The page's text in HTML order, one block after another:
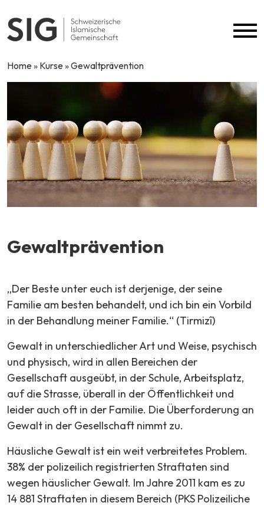
Home» Kurse»Gewaltprävention
Gewaltprävention
„Der Beste unter euch ist derjenige, der seine
Familie am besten behandelt, und ich bin ein Vorbild
in der Behandlung meiner Familie.“ (Tirmizî)
Gewalt in unterschiedlicher Art und Weise, psychisch
und physisch, wird in allen Bereichen der
Gesellschaft ausgeübt, in der Schule, Arbeitsplatz,
auf die Strasse, überall in der Öffentlichkeit und
leider auch oft in der Familie. Die Überforderung an
Gewalt in der Gesellschaft nimmt zu.
Häusliche Gewalt ist ein weit verbreitetes Problem.
38% der polizeilich registrierten Straftaten sind
wegen häuslicher Gewalt. Im Jahre 2011 kam es zu
14 881 Straftaten in diesem Bereich (PKS Polizeiliche